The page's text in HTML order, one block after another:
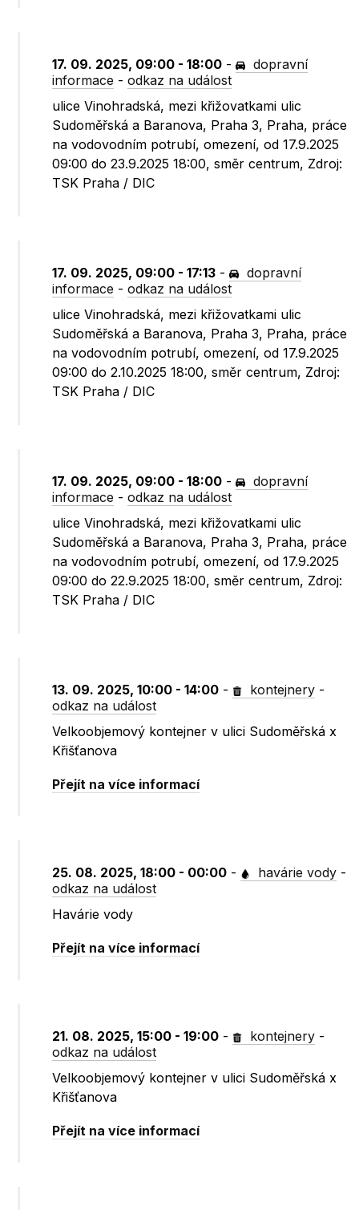
17. 09. 2025, 09:00 - 18:00 -
dopravní
informace -odkaz na událost
ulice Vinohradská, mezi křižovatkami ulic
Sudoměřská a Baranova, Praha 3, Praha, práce
na vodovodním potrubí, omezení, od 17.9.2025
09:00 do 23.9.2025 18:00, směr centrum, Zdroj:
TSK Praha / DIC
17. 09. 2025, 09:00 - 17:13 -
dopravní
informace -odkaz na událost
ulice Vinohradská, mezi křižovatkami ulic
Sudoměřská a Baranova, Praha 3, Praha, práce
na vodovodním potrubí, omezení, od 17.9.2025
09:00 do 2.10.2025 18:00, směr centrum, Zdroj:
TSK Praha / DIC
17. 09. 2025, 09:00 - 18:00 -
dopravní
informace -odkaz na událost
ulice Vinohradská, mezi křižovatkami ulic
Sudoměřská a Baranova, Praha 3, Praha, práce
na vodovodním potrubí, omezení, od 17.9.2025
09:00 do 22.9.2025 18:00, směr centrum, Zdroj:
TSK Praha / DIC
13. 09. 2025, 10:00 - 14:00 - kontejnery -
odkaz na událost
Velkoobjemový kontejner v ulici Sudoměřská x
Křišťanova
Přejít na více informací
25. 08. 2025, 18:00 - 00:00 - havárie vody -
odkaz na událost
Havárie vody
Přejít na více informací
21. 08. 2025, 15:00 - 19:00 - kontejnery -
odkaz na událost
Velkoobjemový kontejner v ulici Sudoměřská x
Křišťanova
Přejít na více informací